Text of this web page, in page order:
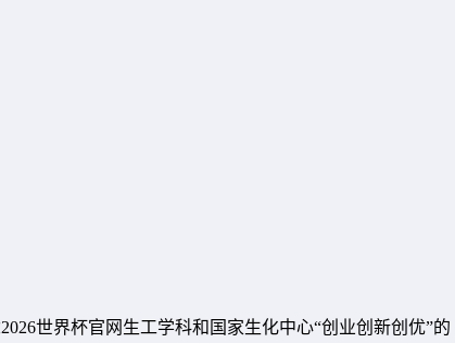
世界杯官网生工学科和国家生化中心“创业创新创优”的